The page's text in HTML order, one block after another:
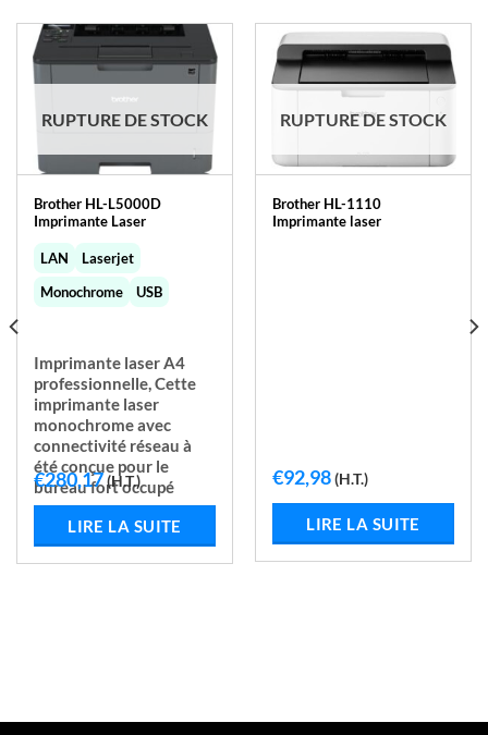
RUPTURE DE STOCK
Brother HL-L5000D
Imprimante Laser
LAN
Laserjet
Monochrome
USB
Imprimante laser A4
professionnelle,Cette
imprimante laser
monochrome avec
connectivité réseau à
été conçue pour le
bureau fort occupé
€280,17(H.T.)
LIRE LA SUITE
RUPTURE DE STOCK
Brother HL-1110
Imprimante laser
€92,98(H.T.)
LIRE LA SUITE